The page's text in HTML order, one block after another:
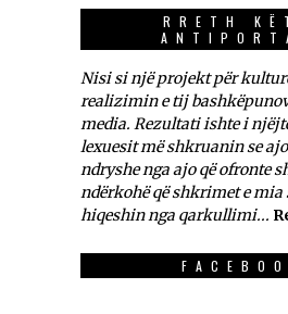
RRETH
Nisi si një projekt për
realizimin e tij
media. Rezultati ishte i
lexuesit më shkruanin se
ndryshe nga ajo që ofronte
ndërkohë që shkrimet e mia
hiqeshin nga qarkullimi...